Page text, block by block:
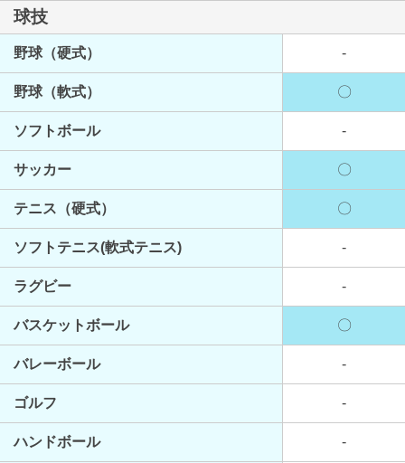
最近見た学校
ブックマークした学校はありません
球技
野球（硬式） -
野球（軟式） 〇
ソフトボール -
サッカー 〇
テニス（硬式） 〇
ソフトテニス(軟式テニス) -
ラグビー -
バスケットボール 〇
バレーボール -
ゴルフ -
ハンドボール -